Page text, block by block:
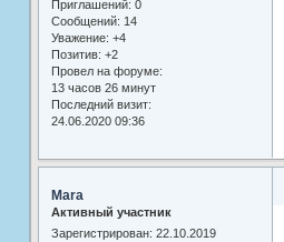
Приглашений: 0
Сообщений: 14
Уважение: +4
Позитив: +2
Провел на форуме:
13 часов 26 минут
Последний визит:
24.06.2020 09:36
Mara
Активный участник
Зарегистрирован: 22.10.2019